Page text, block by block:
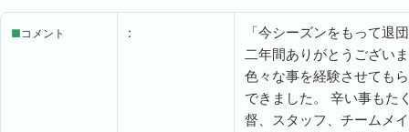
■コメント :
「今シーズンをもって退
二年間ありがとうござい
色々な事を経験させても
できました。
辛い事もた
督、スタッフ、チームメ